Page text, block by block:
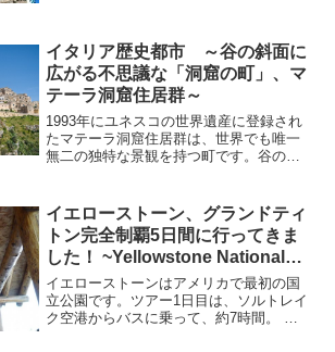
列車 “ハイラムビンガム号” で一流のディ
ナ...
イタリア歴史都市 ～谷の斜面に
広がる不思議な「洞窟の町」、マ
テーラ洞窟住居群～
1993年にユネスコの世界遺産に登録され
たマテーラ洞窟住居群は、世界でも唯一
無二の独特な景観を持つ町です。谷の斜
なぜ、どんな人たちが、どんな風に住ん
でいたんだろう? さ...
イエローストーン、グランドティ
トン完全制覇5日間に行ってきま
した！ ~Yellowstone National
Park & Grand Teton National
Park~ その①
イエローストーンはアメリカで最初の国
立公園です。ツアー1日目は、ソルトレイ
ク空港からバスに乗って、約7時間。 途